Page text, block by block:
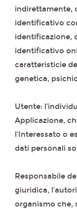
indirettamente,
identificativo
identificazione,
identificativo
caratteristicie
genetica,
Utente:
Applicazione,
l‘Interessato o
dati personali
Responsabile
giuridica,
organismo che,